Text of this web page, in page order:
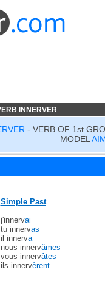
INNERVER
- VERB OF 1st
MODEL
Simple Past
j'innervai
tu innervas
il innerva
nous innervâmes
vous innervâtes
ils innervèrent